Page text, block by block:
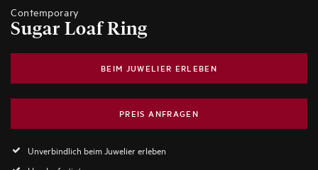
Contemporary
Sugar Loaf Ring
BEIM JUWELIER ERLEBEN
PREIS ANFRAGEN
Unverbindlich beim Juwelier erleben